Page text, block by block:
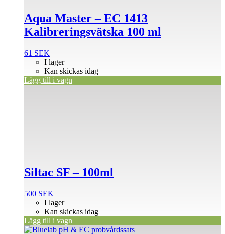
Aqua Master – EC 1413
Kalibreringsvätska 100 ml
61 SEK
I lager
Kan skickas idag
Lägg till i vagn
Siltac SF – 100ml
500 SEK
I lager
Kan skickas idag
Lägg till i vagn